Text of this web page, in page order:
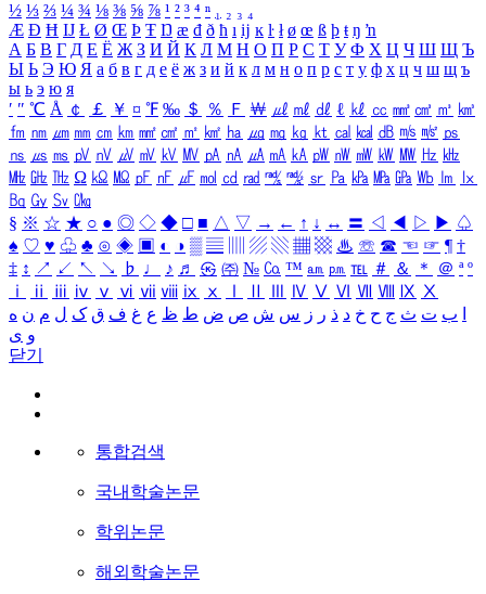
½ ⅓ ⅔ ¼ ¾ ⅛ ⅜ ⅝ ⅞ ¹ ² ³ ⁴ ⁿ ₁ ₂ ₃ ₄
Æ Ð Ħ Ĳ Ł Ø Œ Þ Ŧ Ŋ æ đ ð ħ ı ĳ ĸ ŀ ł ø œ ß þ ŧ ŋ ŉ
А Б В Г Д Е Ё Ж З И Й К Л М Н О П Р С Т У Ф Х Ц Ч Ш Щ Ъ
Ы Ь Э Ю Я а б в г д е ё ж з и й к л м н о п р с т у ф х ц ч ш щ ъ
ы ь э ю я
′ ″ ℃ Å ￠ ￡ ￥ ¤ ℉ ‰ ＄ ％ Ｆ ￦ ㎕ ㎖ ㎗ ℓ ㎘ ㏄ ㎣ ㎤ ㎥ ㎦
㎙ ㎚ ㎛ ㎜ ㎝ ㎞ ㎟ ㎠ ㎡ ㎢ ㏊ ㎍ ㎎ ㎏ ㏏ ㎈ ㎉ ㏈ ㎧ ㎨ ㎰
㎱ ㎲ ㎳ ㎴ ㎵ ㎶ ㎷ ㎸ ㎹ ㎀ ㎁ ㎂ ㎃ ㎄ ㎺ ㎻ ㎽ ㎾ ㎿ ㎐ ㎑
㎒ ㎓ ㎔ Ω ㏀ ㏁ ㎊ ㎋ ㎌ ㏖ ㏅ ㎭ ㎮ ㎯ ㏛ ㎩ ㎪ ㎫ ㎬ ㏝ ㏐
㏓
㏃ ㏉ ㏜ ㏆
§ ※ ☆ ★ ○ ● ◎ ◇ ◆ □ ■ △ ▽ → ← ↑ ↓ ↔ 〓 ◁ ◀ ▷ ▶ ♤
♠ ♡ ♥ ♧ ♣ ⊙ ◈ ▣ ◐ ◑ ▒ ▤ ▨ ▧ ▦ ▩ ♨ ☏ ☎ ☜ ☞ ¶ †
‡ ↕ ↗ ↙ ↖ ↘ ♭ ♩ ♪ ♬ ㉿ ㈜ № ㏇ ™ ㏂ ㏘ ℡ ＃ ＆ ＊ ＠ ª º
ⅰ
ⅱ ⅲ ⅳ ⅴ ⅵ ⅶ ⅷ ⅸ ⅹ Ⅳ Ⅴ Ⅵ Ⅶ Ⅷ Ⅸ Ⅹ
ب ت ث ج ح خ د ذ ر ز س ش ص ض ط ظ ع غ ف ق ک ل م ن ه
و ی
닫기
통합검색
국내학술논문
학위논문
해외학술논문